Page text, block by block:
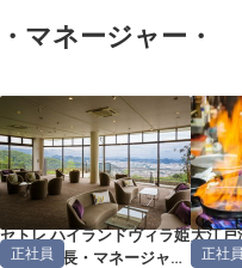
マネージャー・
セトレ ハイランドヴィラ姫
路（料理長・マネージャ
正社員
大江戸
理長
正社員